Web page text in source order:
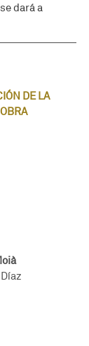
dará a
DE LA